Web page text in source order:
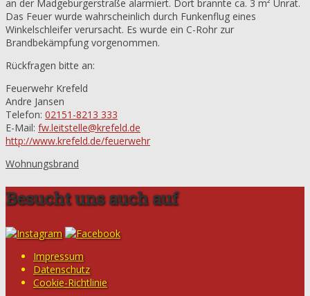
an der Madgeburgerstraße alarmiert. Dort brannte ca. 3 m² Unrat.
Das Feuer wurde wahrscheinlich durch Funkenflug eines
Winkelschleifer verursacht. Es wurde ein C-Rohr zur
Brandbekämpfung vorgenommen.
Rückfragen bitte an:
Feuerwehr Krefeld
Andre Jansen
Telefon: 02151-8213 333
E-Mail: fw.leitstelle@krefeld.de
http://www.krefeld.de/feuerwehr
Wohnungsbrand
Besucht uns auch auf
Impressum
Datenschutz
Cookie-Richtlinie